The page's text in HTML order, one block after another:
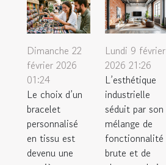
Dimanche 22
février 2026
01:24
Le choix d’un
bracelet
personnalisé
en tissu est
devenu une
Lundi 9 février
2026 21:26
L’esthétique
industrielle
séduit par son
mélange de
fonctionnalité
brute et de